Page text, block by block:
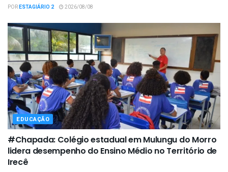
PORESTAGIÁRIO 2 2026/08/08
EDUCAÇÃO
#Chapada: Colégio estadual em Mulungu do Morro
lidera desempenho do Ensino Médio no Território de
Irecê